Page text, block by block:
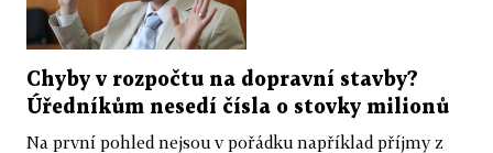
Chyby v rozpočtu na dopravní stavby?
Úředníkům nesedí čísla o stovky milionů
Na první pohled nejsou v pořádku například příjmy z